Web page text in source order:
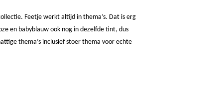
Feetje werkt altijd in thema’s. Dat is erg
en babyblauw ook nog in dezelfde tint, dus
thema’s inclusief stoer thema voor echte